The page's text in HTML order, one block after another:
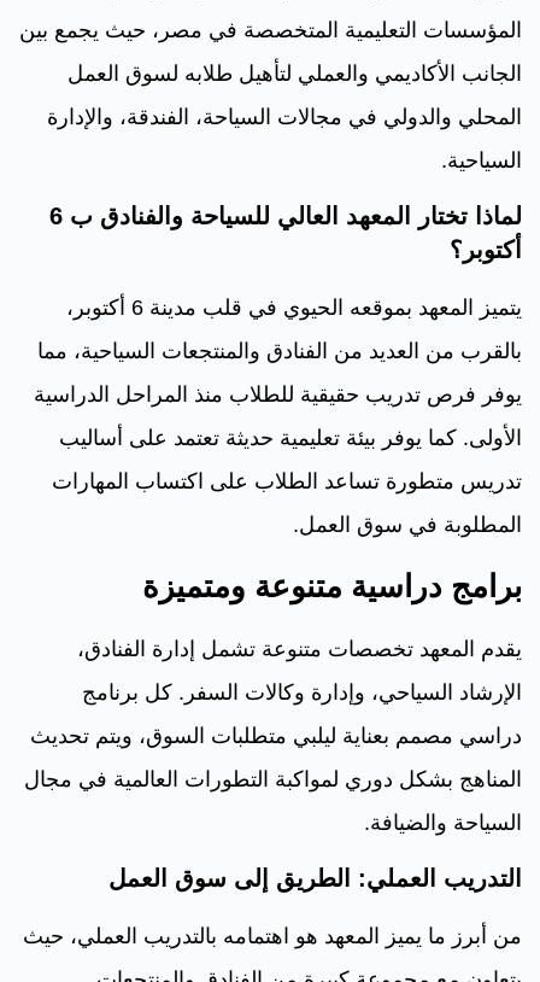
المؤسسات التعليمية المتخصصة في مصر، حيث يجمع بين
الجانب الأكاديمي والعملي لتأهيل طلابه لسوق العمل
المحلي والدولي في مجالات السياحة، الفندقة، والإدارة
السياحية.
لماذا تختار المعهد العالي للسياحة والفنادق ب 6
أكتوبر؟
يتميز المعهد بموقعه الحيوي في قلب مدينة 6 أكتوبر،
بالقرب من العديد من الفنادق والمنتجعات السياحية، مما
يوفر فرص تدريب حقيقية للطلاب منذ المراحل الدراسية
الأولى. كما يوفر بيئة تعليمية حديثة تعتمد على أساليب
تدريس متطورة تساعد الطلاب على اكتساب المهارات
المطلوبة في سوق العمل.
برامج دراسية متنوعة ومتميزة
يقدم المعهد تخصصات متنوعة تشمل إدارة الفنادق،
الإرشاد السياحي، وإدارة وكالات السفر. كل برنامج
دراسي مصمم بعناية ليلبي متطلبات السوق، ويتم تحديث
المناهج بشكل دوري لمواكبة التطورات العالمية في مجال
السياحة والضيافة.
التدريب العملي: الطريق إلى سوق العمل
من أبرز ما يميز المعهد هو اهتمامه بالتدريب العملي، حيث